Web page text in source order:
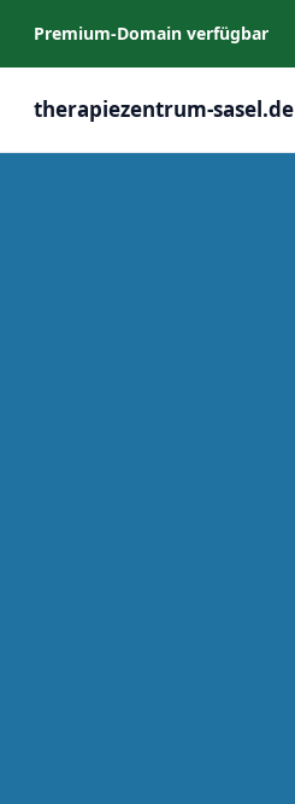
Premium‑Domain verfügbar
therapiezentrum-sasel.de